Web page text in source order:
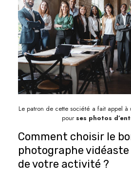
Le patron de cette société a fait appel à
pourses photos
Comment choisir le
photographe
de votre activité ?